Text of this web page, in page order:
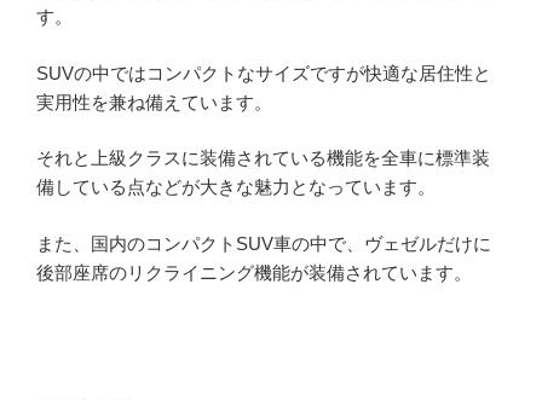
す。
SUVの中ではコンパクトなサイズですが快適な居住性と
実用性を兼ね備えています。
それと上級クラスに装備されている機能を全車に標準装
備している点などが大きな魅力となっています。
また、国内のコンパクトSUV車の中で、ヴェゼルだけに
後部座席のリクライニング機能が装備されています。